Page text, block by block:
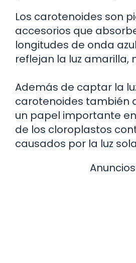
Los carotenoides son
accesorios que
longitudes de onda
reflejan la luz amarilla,
Además de captar la
carotenoides también
un papel importante
de los cloroplastos
causados por la luz
Anuncios